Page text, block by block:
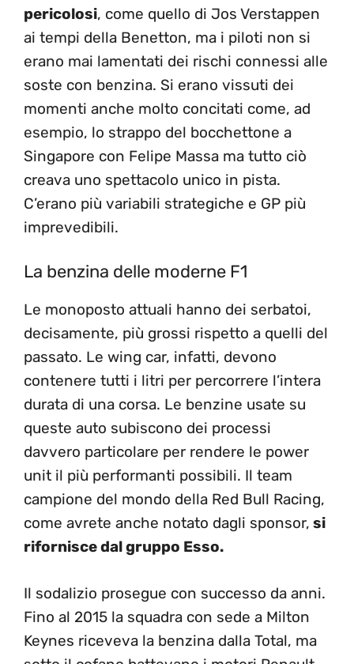
pericolosi, come quello di Jos Verstappen
ai tempi della Benetton, ma i piloti non si
erano mai lamentati dei rischi connessi alle
soste con benzina. Si erano vissuti dei
momenti anche molto concitati come, ad
esempio, lo strappo del bocchettone a
Singapore con Felipe Massa ma tutto ciò
creava uno spettacolo unico in pista.
C’erano più variabili strategiche e GP più
imprevedibili.
La benzina delle moderne F1
Le monoposto attuali hanno dei serbatoi,
decisamente, più grossi rispetto a quelli del
passato. Le wing car, infatti, devono
contenere tutti i litri per percorrere l’intera
durata di una corsa. Le benzine usate su
queste auto subiscono dei processi
davvero particolare per rendere le power
unit il più performanti possibili. Il team
campione del mondo della Red Bull Racing,
come avrete anche notato dagli sponsor, si
rifornisce dal gruppo Esso.
Il sodalizio prosegue con successo da anni.
Fino al 2015 la squadra con sede a Milton
Keynes riceveva la benzina dalla Total, ma